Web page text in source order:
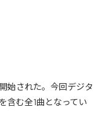
始された。今回デジタ
含む全1曲となってい